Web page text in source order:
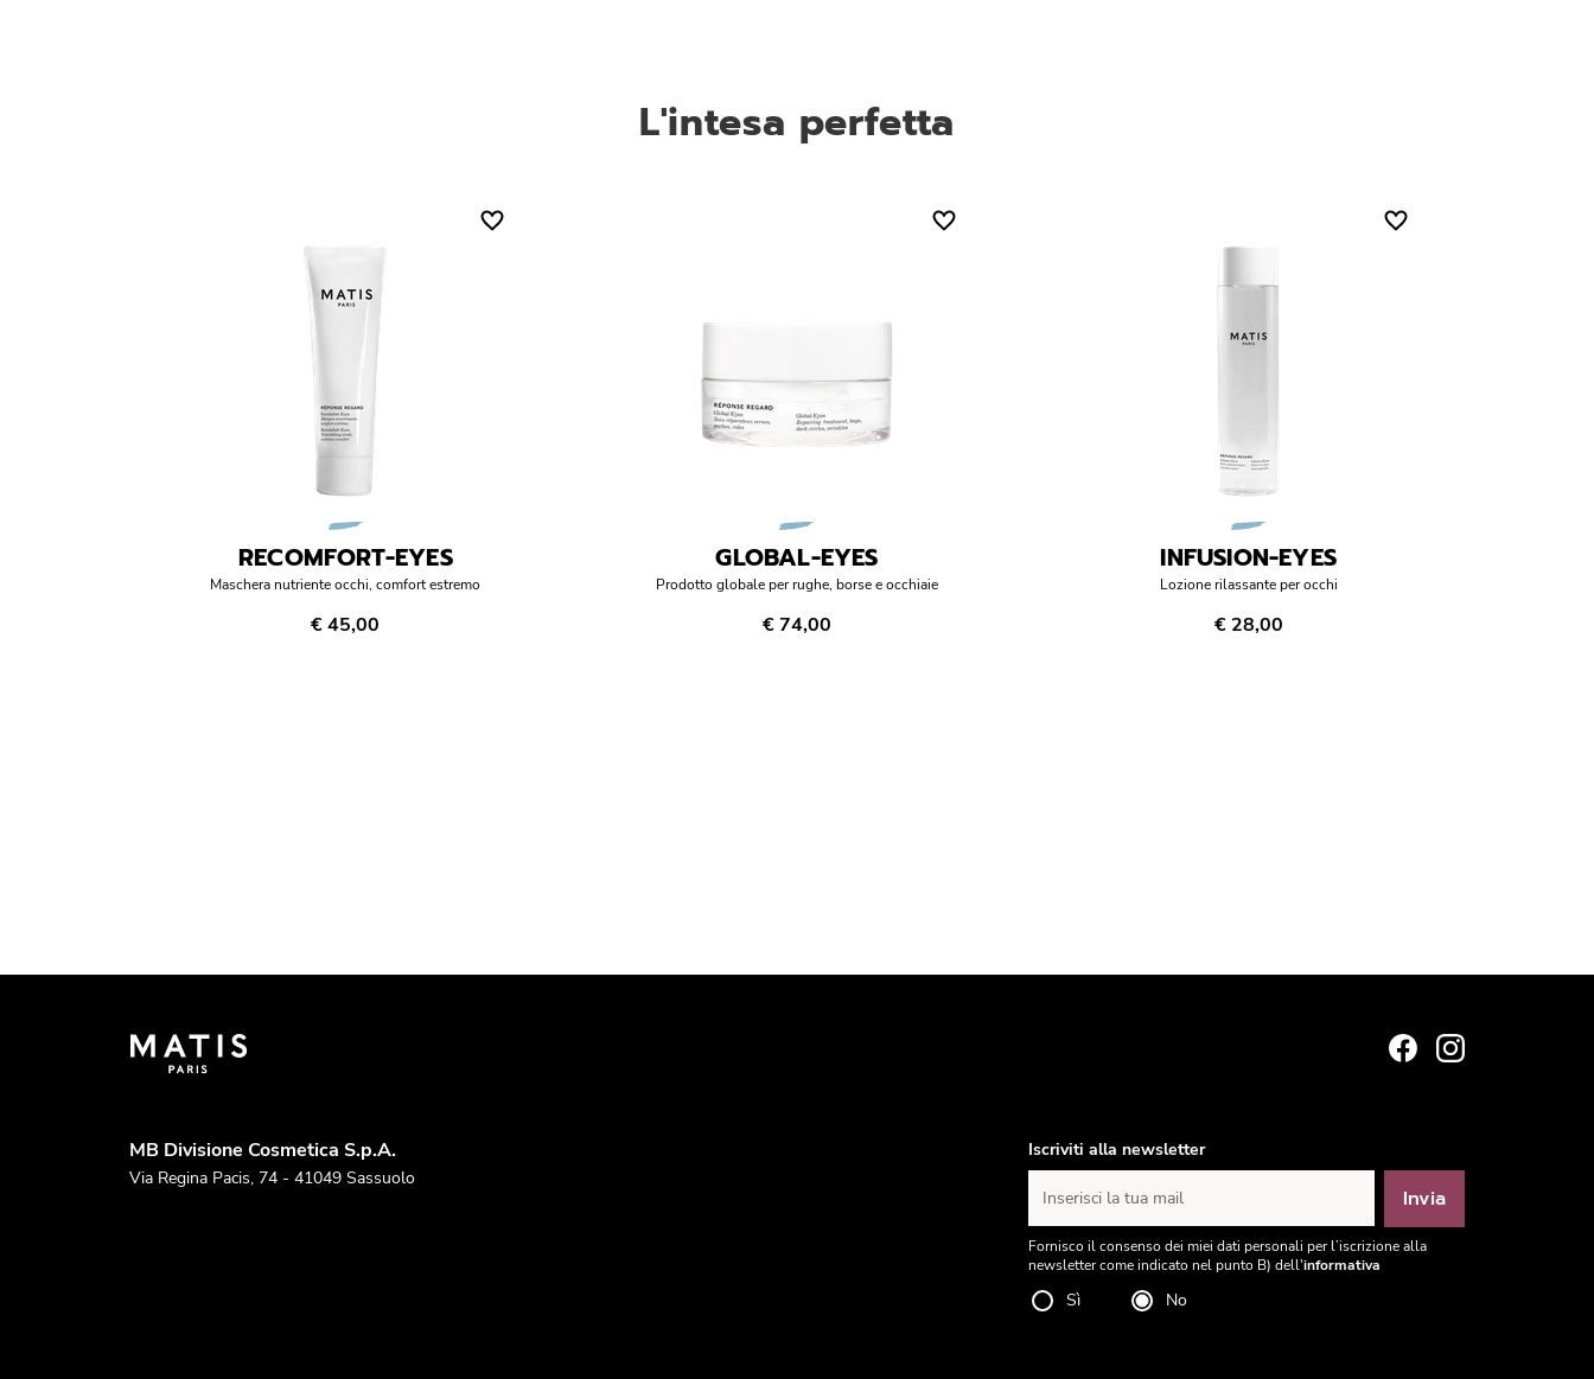
L'intesa perfetta
RECOMFORT-EYES
Maschera nutriente occhi, comfort estremo
€ 45,00
GLOBAL-EYES
Prodotto globale per rughe, borse e occhiaie
€ 74,00
INFUSION-EYES
Lozione rilassante per occhi
€ 28,00
MB Divisione Cosmetica S.p.A.
Via Regina Pacis, 74 - 41049 Sassuolo
Iscriviti alla newsletter
Inserisci la tua mail Invia
Fornisco il consenso dei miei dati personali per l’iscrizione alla
newsletter come indicato nel punto B) dell'informativa
Sì No